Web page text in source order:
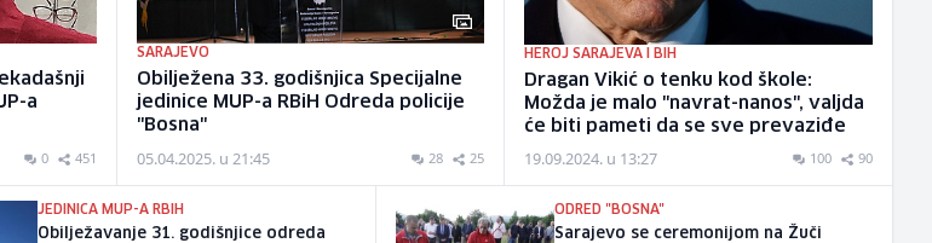
a
0 451
SARAJEVO
Obilježena 33. godišnjica Specijalne
jedinice MUP-a RBiH Odreda policije
"Bosna"
05.04.2025. u 21:45 28 25
HEROJ SARAJEVA I BIH
Dragan Vikić o tenku kod škole:
Možda je malo "navrat-nanos", valjda
će biti pameti da se sve prevaziđe
19.09.2024. u 13:27 100 90
JEDINICA MUP-A RBIH
Obilježavanje 31. godišnjice odreda
ODRED "BOSNA"
Sarajevo se ceremonijom na Žuči